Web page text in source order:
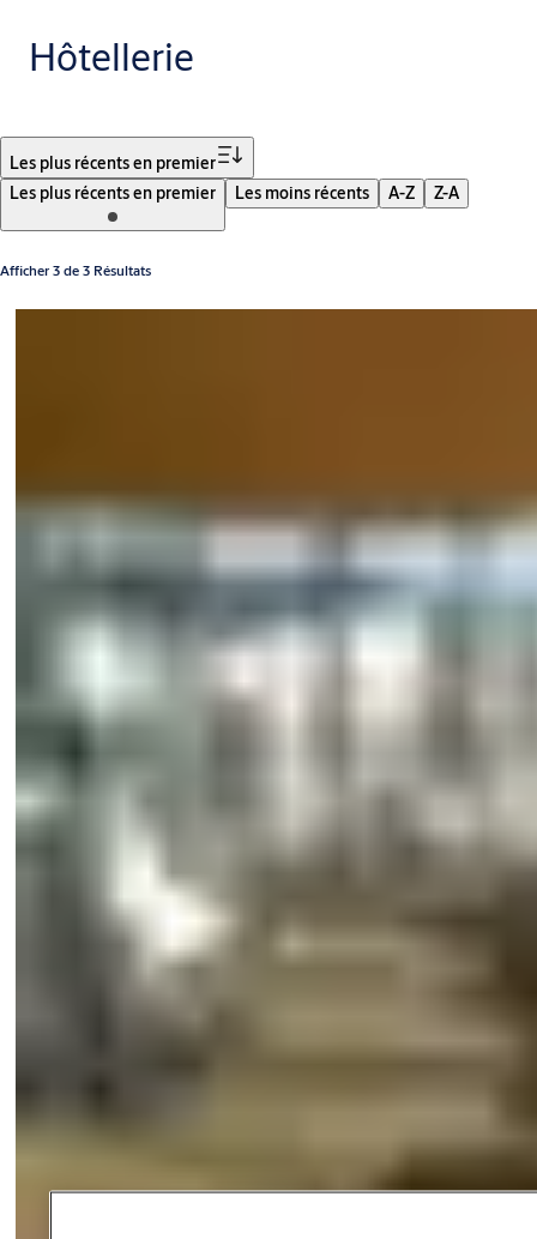
Hôtellerie
Les plus récents en premier
Les plus récents en premier
Les moins récents A-Z Z-A
Afficher 3 de 3 Résultats